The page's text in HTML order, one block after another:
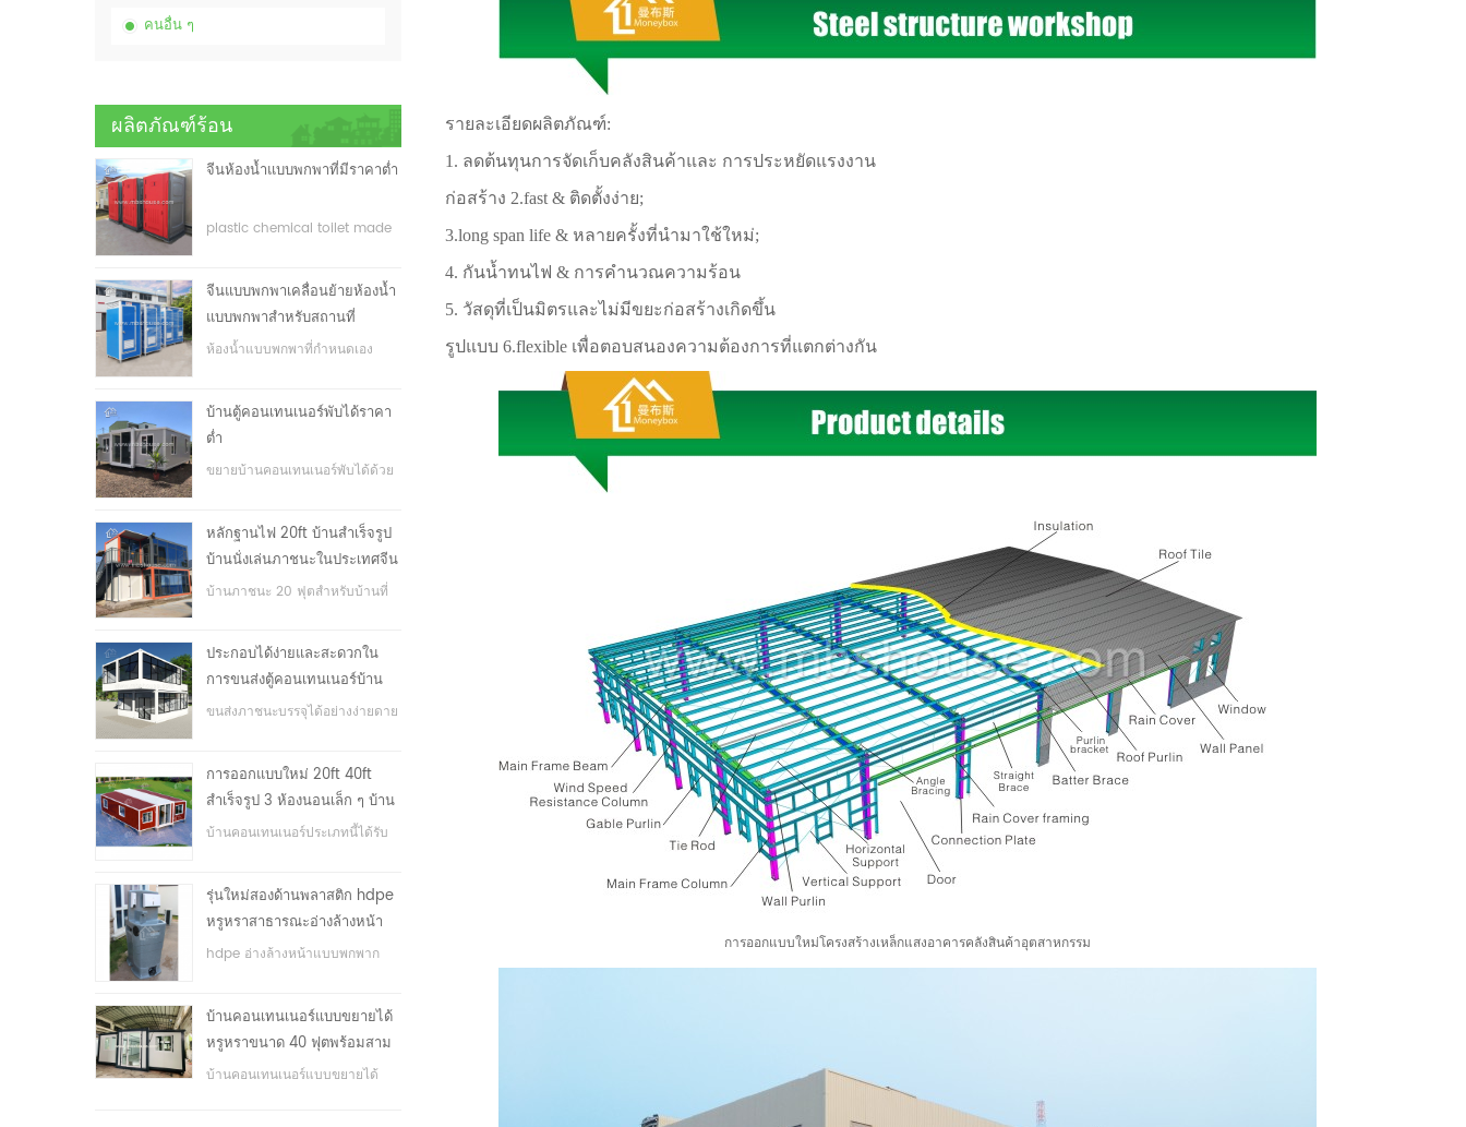
คนอื่น ๆ
ผลิตภัณฑ์ร้อน
จีนห้องน้ำแบบพกพาที่มีราคาต่ำ
plastic chemical toilet made
จีนแบบพกพาเคลื่อนย้ายห้องน้ำ
แบบพกพาสำหรับสถานที่
ก่อสร้าง
ห้องน้ำแบบพกพาที่กำหนดเอง
บ้านตู้คอนเทนเนอร์พับได้ราคา
ต่ำ
ขยายบ้านคอนเทนเนอร์พับได้ด้วย
หลักฐานไฟ 20ft บ้านสำเร็จรูป
บ้านนั่งเล่นภาชนะในประเทศจีน
บ้านภาชนะ 20 ฟุตสำหรับบ้านที่
ประกอบได้ง่ายและสะดวกใน
การขนส่งตู้คอนเทนเนอร์บ้าน
ขนส่งภาชนะบรรจุได้อย่างง่ายดาย
การออกแบบใหม่ 20ft 40ft
สำเร็จรูป 3 ห้องนอนเล็ก ๆ บ้าน
ภาชนะขยาย
บ้านคอนเทนเนอร์ประเภทนี้ได้รับ
ห้องน้ำและระบบไฟฟ้า
รุ่นใหม่สองด้านพลาสติก hdpe
หรูหราสาธารณะอ่างล้างหน้า
มือ
hdpe อ่างล้างหน้าแบบพกพาก
nbsp;
บ้านคอนเทนเนอร์แบบขยายได้
หรูหราขนาด 40 ฟุตพร้อมสาม
ห้องนอน
บ้านคอนเทนเนอร์แบบขยายได้
รายละเอียดผลิตภัณฑ์:
1. ลดต้นทุนการจัดเก็บคลังสินค้าและ การประหยัดแรงงาน
ก่อสร้าง 2.fast & ติดตั้งง่าย;
3.long span life & หลายครั้งที่นำมาใช้ใหม่;
4. กันน้ำทนไฟ & การคำนวณความร้อน
5. วัสดุที่เป็นมิตรและไม่มีขยะก่อสร้างเกิดขึ้น
รูปแบบ 6.flexible เพื่อตอบสนองความต้องการที่แตกต่างกัน
การออกแบบใหม่โครงสร้างเหล็กแสงอาคารคลังสินค้าอุตสาหกรรม